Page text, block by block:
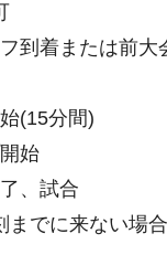
到着または前大
(15分間)
開始
、試合
でに来ない場